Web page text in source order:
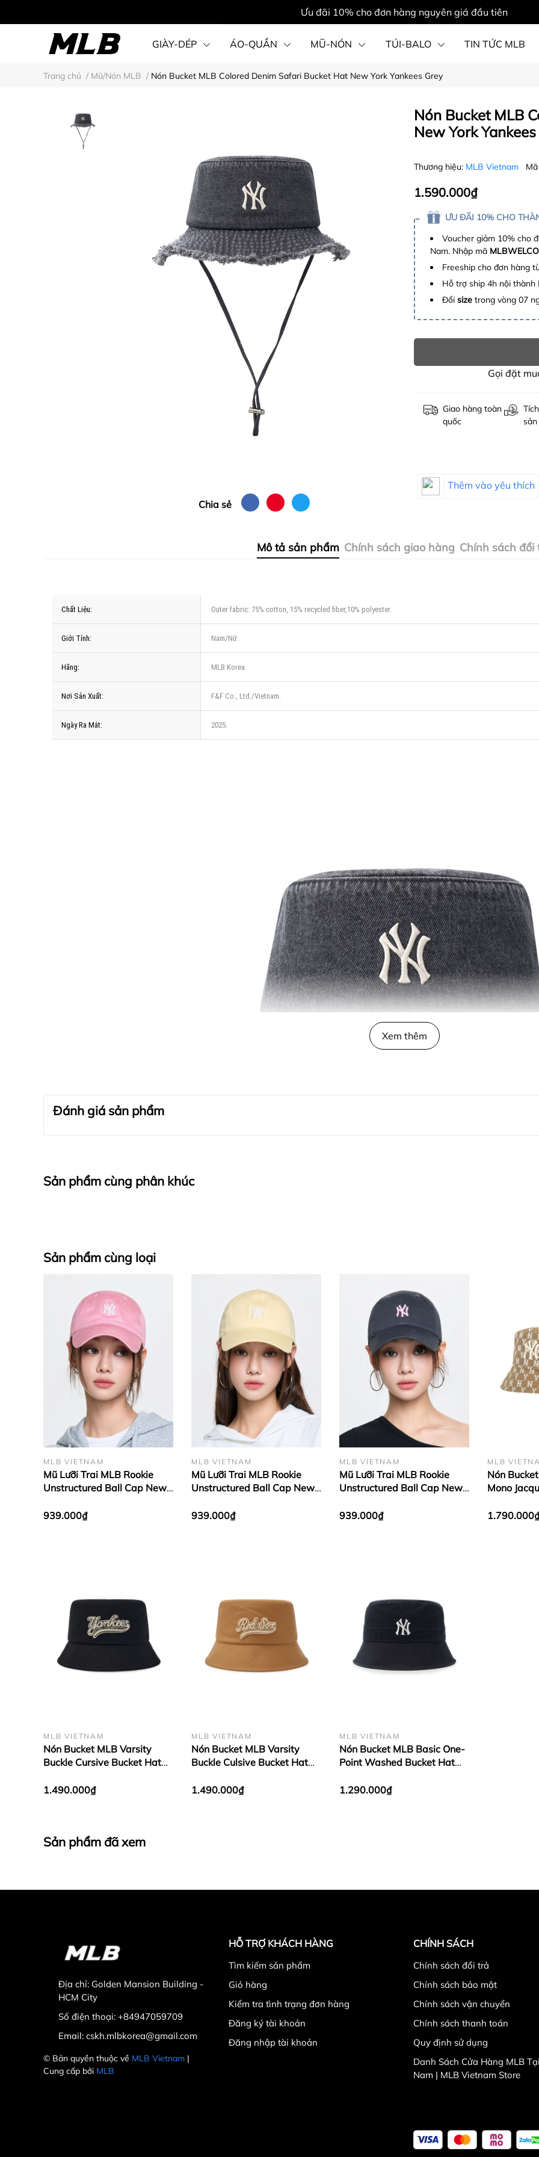
Ưu đãi 10% cho đơn hàng nguyên giá đầu tiên
GIÀY-DÉP ÁO-QUẦN MŨ-NÓN TÚI-BALO TIN TỨC MLB
Trang chủ / Mũ/Nón MLB / Nón Bucket MLB Colored Denim Safari Bucket Hat New York Yankees Grey
Chia sẻ
Nón Bucket MLB
New York
Thương hiệu: MLB Vietnam
1.590.000₫
ƯU ĐÃI 10% CHO
Voucher giảm 10% cho
Nam. Nhập mã
Freeship cho đơn hàng
Hỗ trợ ship 4h nội thành
Đổi size trong vòng 07
Gọi đặt
Giao hàng toàn
quốc
Thêm vào yêu thích
Mô tả sản phẩm Chính sách giao hàng Chính sách đổi
Chất Liệu: Outer fabric: 75% cotton, 15% recycled fiber,10% polyester.
Giới Tính: Nam/Nữ.
Hãng: MLB Korea.
Nơi Sản Xuất: F&F Co., Ltd./Vietnam.
Ngày Ra Mắt: 2025.
Xem thêm
Đánh giá sản phẩm
Sản phẩm cùng phân khúc
Sản phẩm cùng loại
MLB VIETNAM
Mũ Lưỡi Trai MLB Rookie
Unstructured Ball Cap New
939.000₫
MLB VIETNAM
Mũ Lưỡi Trai MLB Rookie
Unstructured Ball Cap New
939.000₫
MLB VIETNAM
Mũ Lưỡi Trai MLB Rookie
Unstructured Ball Cap New
939.000₫
MLB
Nón
Mono
MLB VIETNAM
Nón Bucket MLB Varsity
Buckle Cursive Bucket Hat
1.490.000₫
MLB VIETNAM
Nón Bucket MLB Varsity
Buckle Culsive Bucket Hat
1.490.000₫
MLB VIETNAM
Nón Bucket MLB Basic One-
Point Washed Bucket Hat
1.290.000₫
Sản phẩm đã xem
Địa chỉ: Golden Mansion Building -
HCM City
Số điện thoại: +84947059709
Email: cskh.mlbkorea@gmail.com
© Bản quyền thuộc về MLB Vietnam |
Cung cấp bởi MLB
HỖ TRỢ KHÁCH HÀNG
Tìm kiếm sản phẩm
Giỏ hàng
Kiểm tra tình trạng đơn hàng
Đăng ký tài khoản
Đăng nhập tài khoản
CHÍNH SÁCH
Chính sách đổi trả
Chính sách bảo mật
Chính sách vận chuyển
Chính sách thanh toán
Quy định sử dụng
Danh Sách Cửa Hàng MLB
Nam | MLB Vietnam Store